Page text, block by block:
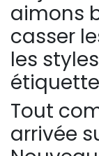
aimons
casser
les
Tout
arrivée